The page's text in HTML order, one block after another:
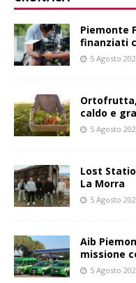
Piemonte
finanziati
5 Agosto
caldo e
5 Agosto
Lost
La Morra
5 Agosto
Aib
missione
5 Agosto